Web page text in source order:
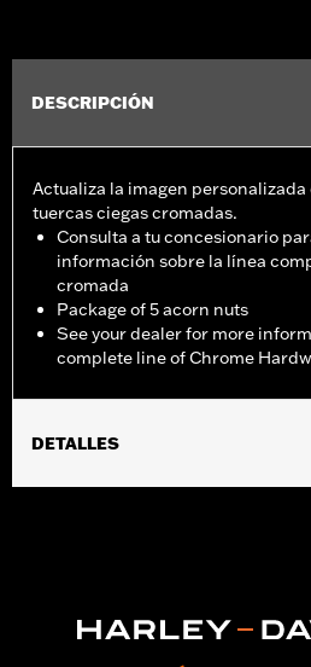
DESCRIPCIÓN
Actualiza la imagen personalizada
tuercas ciegas cromadas.
Consulta a tu concesionario
información sobre la línea
cromada
Package of 5 acorn nuts
See your dealer for more
complete line of Chrome
DETALLES